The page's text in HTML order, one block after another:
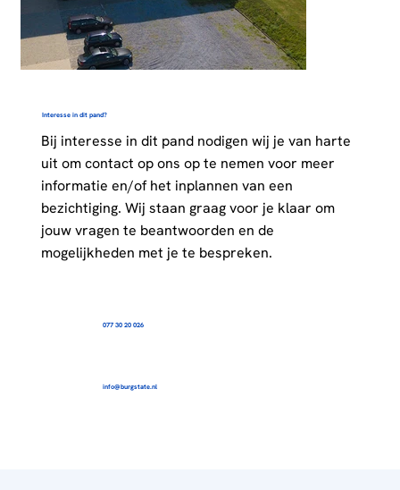
Interesse in dit pand?
Bij interesse in dit pand nodigen wij je van harte
uit om contact op ons op te nemen voor meer
informatie en/of het inplannen van een
bezichtiging. Wij staan graag voor je klaar om
jouw vragen te beantwoorden en de
mogelijkheden met je te bespreken.
077 30 20 026
info@burgstate.nl